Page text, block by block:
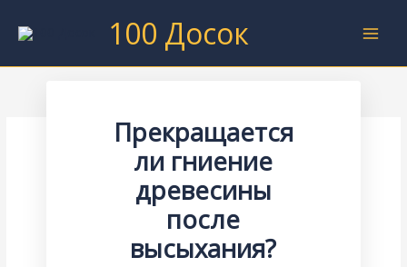
100 Досок
Прекращается
ли гниение
древесины
после
высыхания?